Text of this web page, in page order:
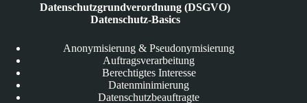
Datenschutzgrundverordnung (DSGVO)
Datenschutz-Basics
Anonymisierung & Pseudonymisierung
Auftragsverarbeitung
Berechtigtes Interesse
Datenminimierung
Datenschutzbeauftragte